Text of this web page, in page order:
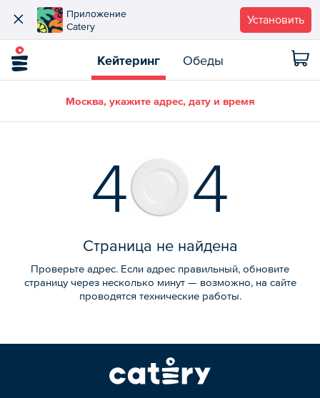
Приложение
Catery
Установить
Кейтеринг Обеды
Москва, укажите адрес, дату и время
4 4
Страница не найдена
Проверьте адрес. Если адрес правильный, обновите
страницу через несколько минут — возможно, на сайте
проводятся технические работы.